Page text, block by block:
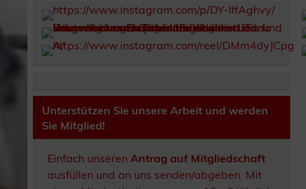
Unterstützen Sie unsere Arbeit und werden
Sie Mitglied!
Einfach unserenAntrag auf Mitgliedschaft
ausfüllen und an uns senden/abgeben. Mit